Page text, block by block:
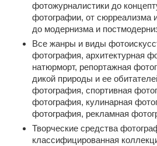
фотожурналистики до
фотографии, от сюрреализма
до модернизма и
Все жанры и виды
фотография, архитектурная
натюрморт, репортажная
дикой природы и ее
фотография, спортивная
фотография, кулинарная
фотография, рекламная
Творческие средства
классифицированная